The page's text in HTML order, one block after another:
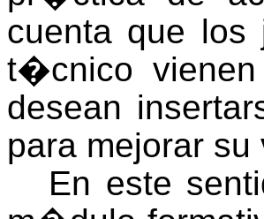
cuenta que los
t�cnico
desean
para mejorar
En este